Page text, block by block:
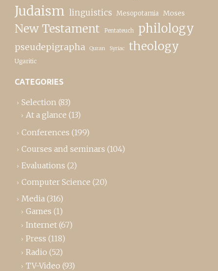
Judaism linguistics Mesopotamia Moses
New Testament Pentateuch philology
pseudepigrapha Quran Syriac theology
Ugaritic
CATEGORIES
Selection (83)
At a glance (13)
Conferences (199)
Courses and seminars (104)
Evaluations (2)
Computer Science (20)
Media (316)
Games (1)
Internet (67)
Press (118)
Radio (52)
TV-Video (93)